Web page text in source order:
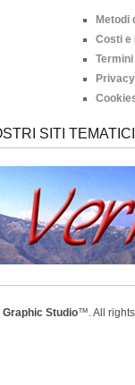
Metodi
Costi e
SITI TEMATICI
Graphic Studio™. All